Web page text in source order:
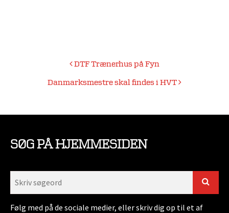
IndlægsnavigationDTF Trænerhus på Fyn
Danmarksmestre skal findes i HVT
SØG PÅ HJEMMESIDEN
Følg med på de sociale medier, eller skriv dig op til et af